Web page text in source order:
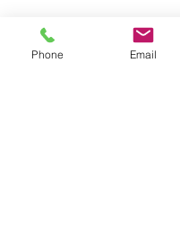
Suivez-nous sur les
Phone Email